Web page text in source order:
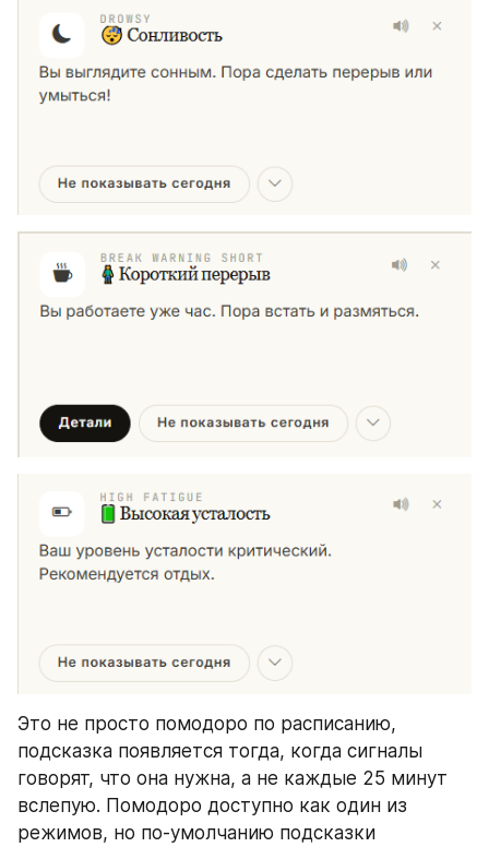
Это не просто помодоро по расписанию,
подсказка появляется тогда, когда сигналы
говорят, что она нужна, а не каждые 25 минут
вслепую. Помодоро доступно как один из
режимов, но по-умолчанию подсказки